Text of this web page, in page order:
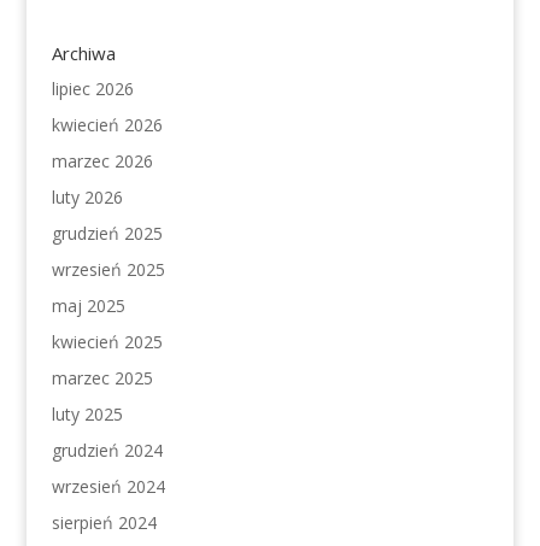
Archiwa
lipiec 2026
kwiecień 2026
marzec 2026
luty 2026
grudzień 2025
wrzesień 2025
maj 2025
kwiecień 2025
marzec 2025
luty 2025
grudzień 2024
wrzesień 2024
sierpień 2024